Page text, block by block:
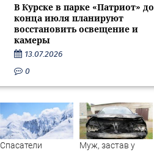
В Курске в парке «Патриот» до
конца июля планируют
восстановить освещение и
камеры
13.07.2026
0
Спасатели
Муж, застав у